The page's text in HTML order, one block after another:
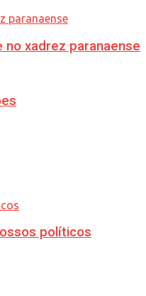
xadrez paranaense
políticos